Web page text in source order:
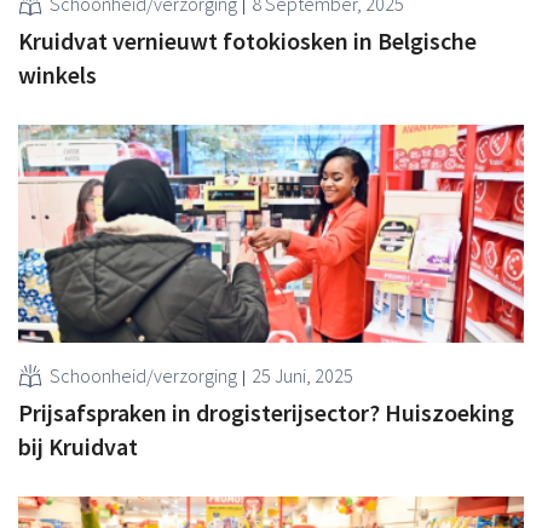
Kruidvat vernieuwt fotokiosken in Belgische
winkels
Schoonheid/verzorging 25 Juni, 2025
Prijsafspraken in drogisterijsector? Huiszoeking
bij Kruidvat